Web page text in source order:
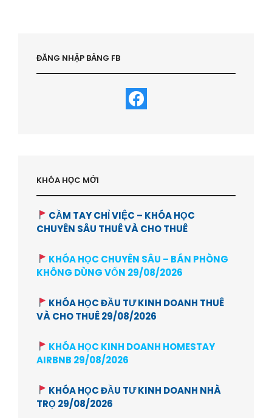
–
HVBDS.COM
ĐĂNG NHẬP BẰNG FB
KHÓA HỌC MỚI
CẦM TAY CHỈ VIỆC – KHÓA HỌC
CHUYÊN SÂU THUÊ VÀ CHO THUÊ
KHÓA HỌC CHUYÊN SÂU – BÁN PHÒNG
KHÔNG DÙNG VỐN 29/08/2026
KHÓA HỌC ĐẦU TƯ KINH DOANH THUÊ
VÀ CHO THUÊ 29/08/2026
KHÓA HỌC KINH DOANH HOMESTAY
AIRBNB 29/08/2026
KHÓA HỌC ĐẦU TƯ KINH DOANH NHÀ
TRỌ 29/08/2026